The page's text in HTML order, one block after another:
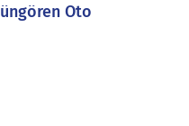
Oto